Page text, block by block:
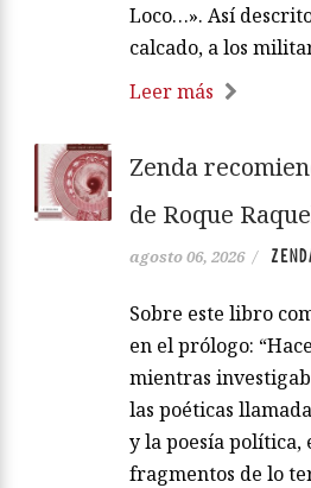
Loco…». Así
calcado, a los
Leer más
Zenda
de Roque
agosto 06, 2026 /
Sobre este libro
en el prólogo:
mientras
las poéticas
y la poesía política,
fragmentos de lo